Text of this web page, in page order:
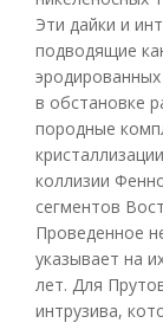
Эти дайки и
подводящие
в обстановке
породные
коллизии
сегментов
Проведенное
указывает на
лет. Для
интрузива,